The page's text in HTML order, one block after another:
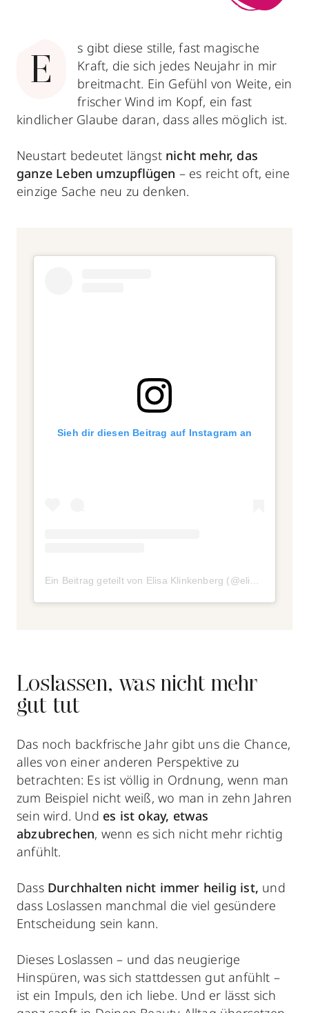
E
s gibt diese stille, fast magische
Kraft, die sich jedes Neujahr in mir
breitmacht. Ein Gefühl von Weite, ein
frischer Wind im Kopf, ein fast
kindlicher Glaube daran, dass alles möglich ist.
Neustart bedeutet längst nicht mehr, das
ganze Leben umzupflügen – es reicht oft, eine
einzige Sache neu zu denken.
Sieh dir diesen Beitrag auf Instagram an
Loslassen, was nicht mehr
gut tut
Das noch backfrische Jahr gibt uns die Chance,
alles von einer anderen Perspektive zu
betrachten: Es ist völlig in Ordnung, wenn man
zum Beispiel nicht weiß, wo man in zehn Jahren
sein wird. Und es ist okay, etwas
abzubrechen, wenn es sich nicht mehr richtig
anfühlt.
Dass Durchhalten nicht immer heilig ist, und
dass Loslassen manchmal die viel gesündere
Entscheidung sein kann.
Dieses Loslassen – und das neugierige
Hinspüren, was sich stattdessen gut anfühlt –
ist ein Impuls, den ich liebe. Und er lässt sich